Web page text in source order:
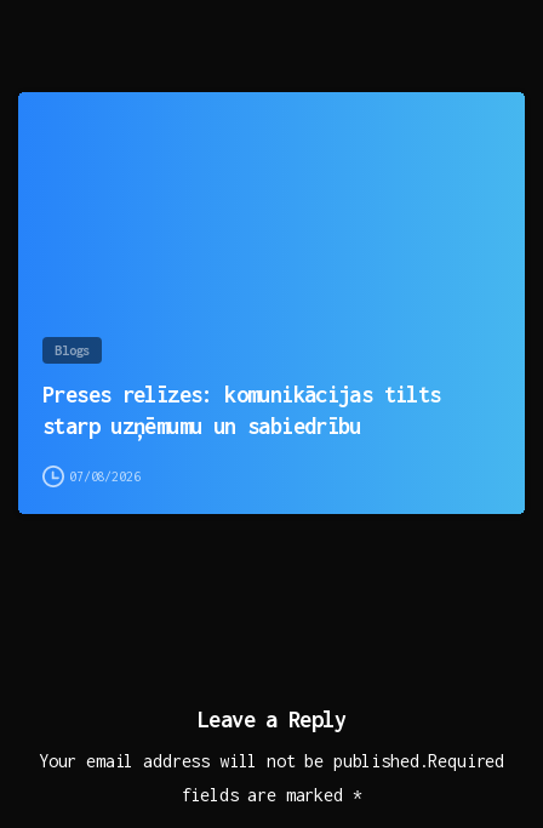
Blogs
Preses relīzes: komunikācijas tilts
starp uzņēmumu un sabiedrību
07/08/2026
Leave a Reply
Your email address will not be published.Required
fields are marked *